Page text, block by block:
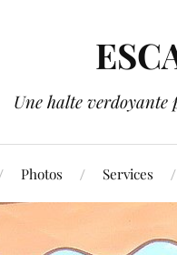
Une halte
Photos Services